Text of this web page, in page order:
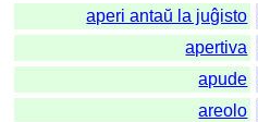
aperi antaŭ la juĝisto
apertiva
apude
areolo